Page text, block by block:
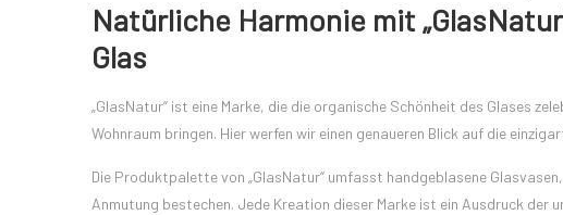
Natürliche Harmonie mit
Glas
„GlasNatur“ ist eine Marke, die die organische Schönheit des Glases
Wohnraum bringen. Hier werfen wir einen genaueren Blick auf die
Die Produktpalette von „GlasNatur“ umfasst handgeblasene
Anmutung bestechen. Jede Kreation dieser Marke ist ein Ausdruck der